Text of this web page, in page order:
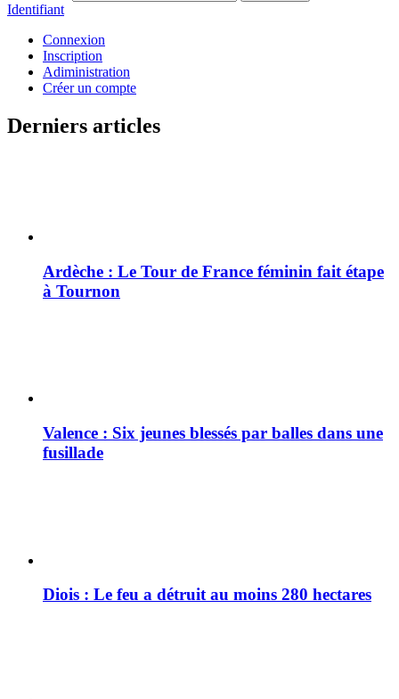
Identifiant
Connexion
Inscription
Adiministration
Créer un compte
Derniers articles
Ardèche : Le Tour de France féminin fait étape
à Tournon
Valence : Six jeunes blessés par balles dans une
fusillade
Diois : Le feu a détruit au moins 280 hectares